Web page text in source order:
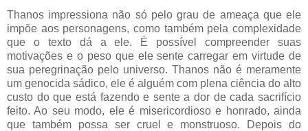
Thanos impressiona não só pelo grau de ameaça que ele
impõe aos personagens, como também pela complexidade
que o texto dá a ele. É possível compreender suas
motivações e o peso que ele sente carregar em virtude de
sua peregrinação pelo universo. Thanos não é meramente
um genocida sádico, ele é alguém com plena ciência do alto
custo do que está fazendo e sente a dor de cada sacrifício
feito. Ao seu modo, ele é misericordioso e honrado, ainda
que também possa ser cruel e monstruoso. Depois do